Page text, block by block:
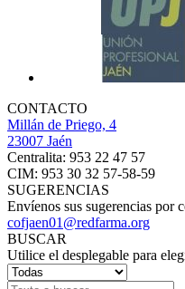
CONTACTO
Millán de Priego, 4
23007 Jaén
Centralita: 953 22 47 57
CIM: 953 30 32 57-58-59
SUGERENCIAS
Envíenos sus sugerencias por
cofjaen01@redfarma.org
BUSCAR
Utilice el desplegable para